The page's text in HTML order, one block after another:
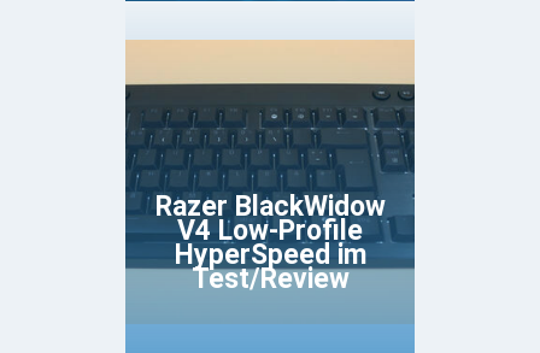
Razer BlackWidow
V4 Low-Profile
HyperSpeed im
Test/Review